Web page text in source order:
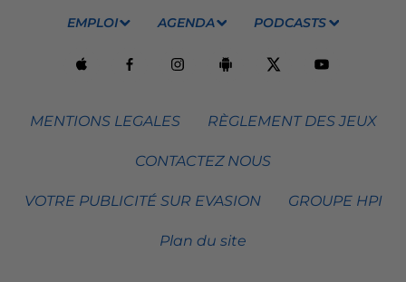
EMPLOI AGENDA PODCASTS
MENTIONS LEGALES RÈGLEMENT DES JEUX
CONTACTEZ NOUS
VOTRE PUBLICITÉ SUR EVASION GROUPE HPI
Plan du site